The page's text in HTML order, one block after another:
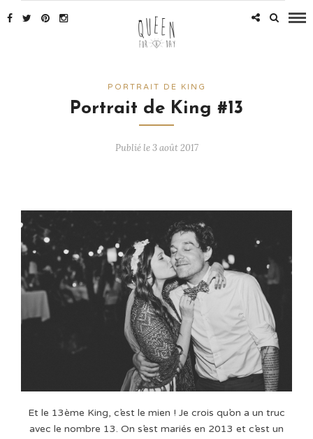
PORTRAIT DE KING
Portrait de King #13
Publié le 3 août 2017
Et le 13ème King, c’est le mien ! Je crois qu’on a un truc
avec le nombre 13. On s’est mariés en 2013 et c’est un